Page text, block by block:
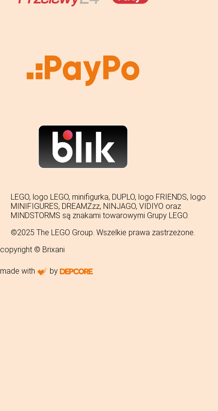
LEGO, logo LEGO, minifigurka, DUPLO, logo FRIENDS, logo
MINIFIGURES, DREAMZzz, NINJAGO, VIDIYO oraz
MINDSTORMS są znakami towarowymi Grupy LEGO.
©2025 The LEGO Group. Wszelkie prawa zastrzeżone.
copyright © Brixani
made with by